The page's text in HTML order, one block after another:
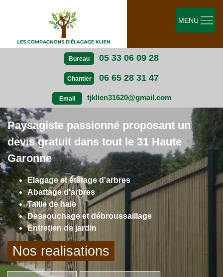
Bureau 05 33 06 09 28
Chantier 06 65 28 31 47
Email tjklien31620@gmail.com
MENU
Paysagiste passionné proposant un
devis gratuit dans tout le 31 Haute
Garonne
Elagage et étêtage d'arbres
Abattage d'arbres
Taille de haie
Dessouchage et débroussaillage
Entretien de jardin
Nos realisations